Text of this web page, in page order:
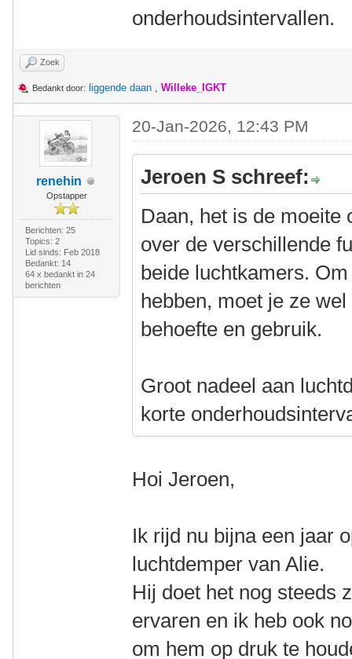
onderhoudsintervallen.
Zoek
Bedankt door: liggende daan , Willeke_IGKT
renehin
Opstapper
Berichten: 25
Topics: 2
Lid sinds: Feb 2018
Bedankt: 14
64 x bedankt in 24
berichten
20-Jan-2026, 12:43 PM
Jeroen S schreef:
Daan, het is de moeite
over de verschillende
beide luchtkamers.
hebben, moet je ze
behoefte en gebruik.
Groot nadeel aan
korte
Hoi Jeroen,
Ik rijd nu bijna een jaar
luchtdemper van Alie.
Hij doet het nog steeds
ervaren en ik heb ook
om hem op druk te